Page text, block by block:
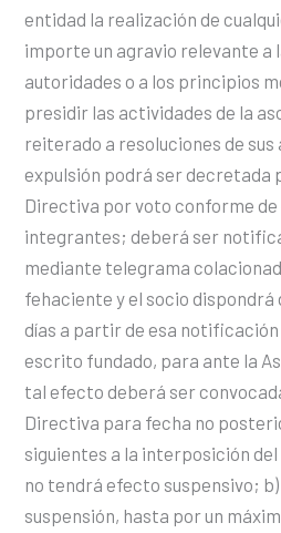
entidad la realización de
importe un agravio relevante a
autoridades o a los principios
presidir las actividades de la
reiterado a resoluciones de sus
expulsión podrá ser decretada
Directiva por voto conforme de
integrantes; deberá ser
mediante telegrama
fehaciente y el socio dispondrá
días a partir de esa
escrito fundado, para ante la
tal efecto deberá ser
Directiva para fecha no
siguientes a la interposición
no tendrá efecto suspensivo; b)
suspensión, hasta por un